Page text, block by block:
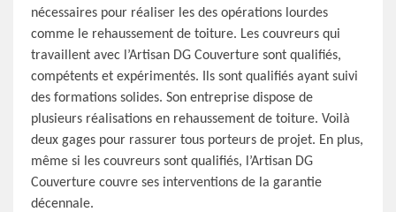
nécessaires pour réaliser les des opérations lourdes
comme le rehaussement de toiture. Les couvreurs qui
travaillent avec l’Artisan DG Couverture sont qualifiés,
compétents et expérimentés. Ils sont qualifiés ayant suivi
des formations solides. Son entreprise dispose de
plusieurs réalisations en rehaussement de toiture. Voilà
deux gages pour rassurer tous porteurs de projet. En plus,
même si les couvreurs sont qualifiés, l’Artisan DG
Couverture couvre ses interventions de la garantie
décennale.